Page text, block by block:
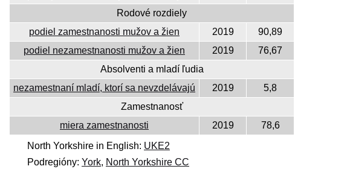
Rodové rozdiely
podiel zamestnanosti mužov a žien
2019
90,89
podiel nezamestnanosti mužov a žien
2019
76,67
Absolventi a mladí ľudia
nezamestnaní mladí, ktorí sa nevzdelávajú
2019
5,8
Zamestnanosť
miera zamestnanosti
2019
78,6
North Yorkshire in English: UKE2
Podregióny: York, North Yorkshire CC